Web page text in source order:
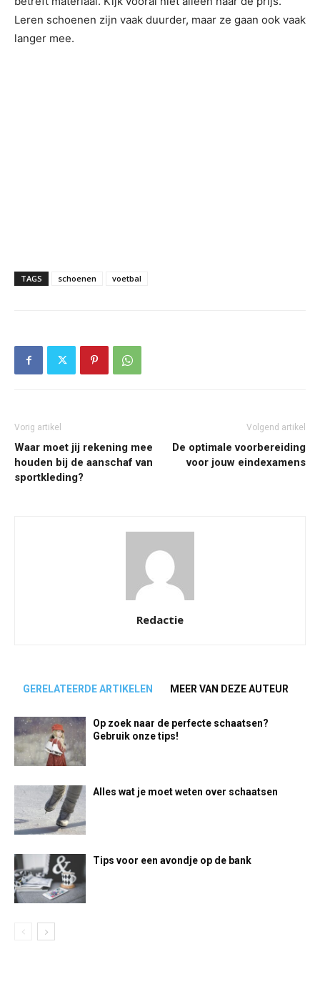
Leren schoenen zijn vaak duurder, maar ze gaan ook vaak
langer mee.
TAGS schoenen voetbal
Vorig artikel
Waar moet jij rekening mee
houden bij de aanschaf van
sportkleding?
Volgend artikel
De optimale voorbereiding
voor jouw eindexamens
Redactie
GERELATEERDE ARTIKELEN MEER VAN DEZE AUTEUR
Op zoek naar de perfecte schaatsen?
Gebruik onze tips!
Alles wat je moet weten over schaatsen
Tips voor een avondje op de bank